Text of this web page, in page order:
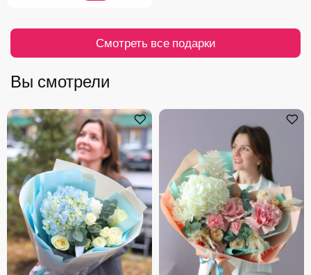
Смотреть все подарки
Вы смотрели